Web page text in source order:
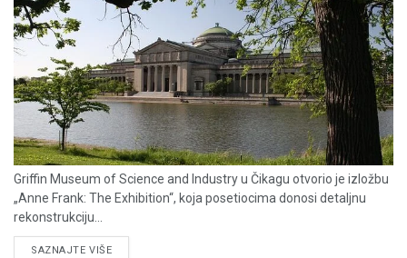
Griffin Museum of Science and Industry u Čikagu otvorio je izložbu
„Anne Frank: The Exhibition“, koja posetiocima donosi detaljnu
rekonstrukciju...
SAZNAJTE VIŠEDETAILS